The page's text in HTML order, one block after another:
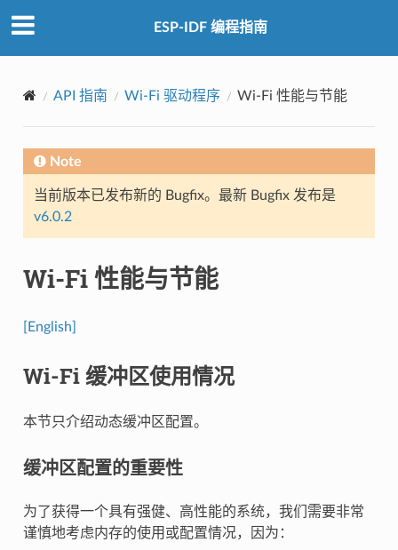
ESP-IDF 编程指南
API 指南 Wi-Fi 驱动程序 Wi-Fi 性能与节能
Note
当前版本已发布新的 Bugfix。最新 Bugfix 发布是
v6.0.2
Wi-Fi 性能与节能
[English]
Wi-Fi 缓冲区使用情况
本节只介绍动态缓冲区配置。
缓冲区配置的重要性
为了获得一个具有强健、高性能的系统，我们需要非常
谨慎地考虑内存的使用或配置情况，因为：